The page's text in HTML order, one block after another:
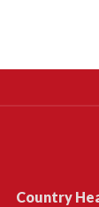
Country